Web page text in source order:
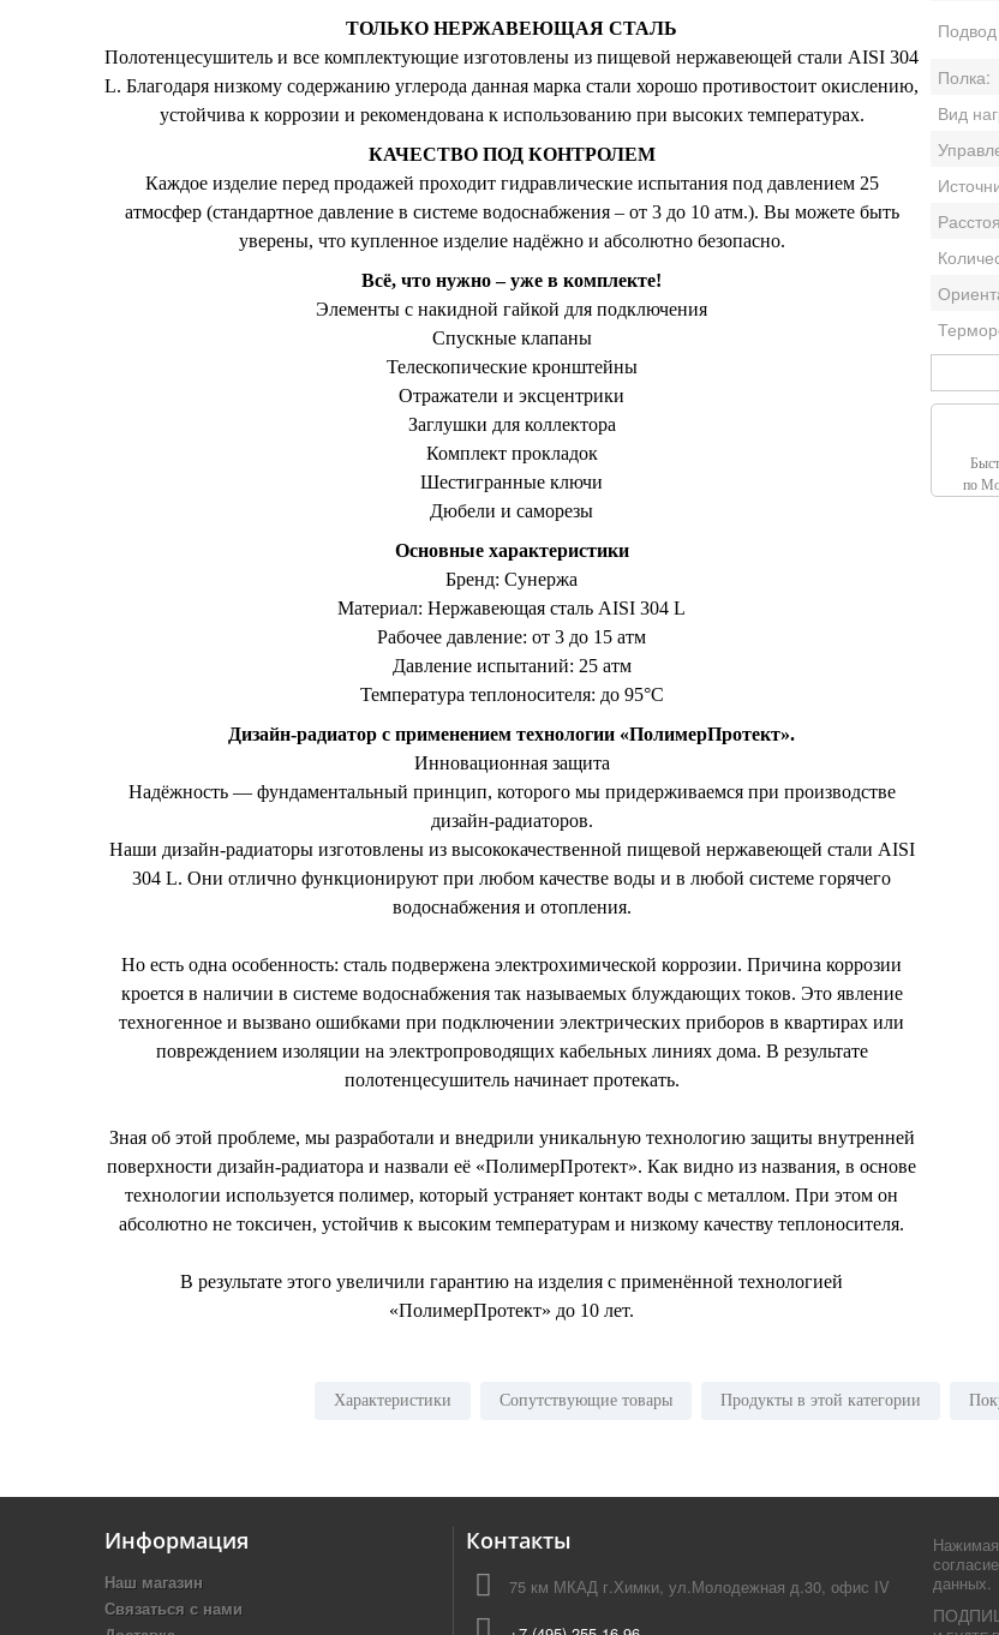
ТОЛЬКО НЕРЖАВЕЮЩАЯ СТАЛЬ
Полотенцесушитель и все комплектующие изготовлены из пищевой нержавеющей стали AISI 304
L. Благодаря низкому содержанию углерода данная марка стали хорошо противостоит окислению,
устойчива к коррозии и рекомендована к использованию при высоких температурах.
КАЧЕСТВО ПОД КОНТРОЛЕМ
Каждое изделие перед продажей проходит гидравлические испытания под давлением 25
атмосфер (стандартное давление в системе водоснабжения – от 3 до 10 атм.). Вы можете быть
уверены, что купленное изделие надёжно и абсолютно безопасно.
Всё, что нужно – уже в комплекте!
Элементы с накидной гайкой для подключения
Спускные клапаны
Телескопические кронштейны
Отражатели и эксцентрики
Заглушки для коллектора
Комплект прокладок
Шестигранные ключи
Дюбели и саморезы
Основные характеристики
Бренд: Сунержа
Материал: Нержавеющая сталь AISI 304 L
Рабочее давление: от 3 до 15 атм
Давление испытаний: 25 атм
Температура теплоносителя: до 95°С
Дизайн-радиатор с применением технологии «ПолимерПротект».
Инновационная защита
Надёжность — фундаментальный принцип, которого мы придерживаемся при производстве
дизайн‑радиаторов.
Наши дизайн-радиаторы изготовлены из высококачественной пищевой нержавеющей стали AISI
304 L. Они отлично функционируют при любом качестве воды и в любой системе горячего
водоснабжения и отопления.
Но есть одна особенность: сталь подвержена электрохимической коррозии. Причина коррозии
кроется в наличии в системе водоснабжения так называемых блуждающих токов. Это явление
техногенное и вызвано ошибками при подключении электрических приборов в квартирах или
повреждением изоляции на электропроводящих кабельных линиях дома. В результате
полотенцесушитель начинает протекать.
Зная об этой проблеме, мы разработали и внедрили уникальную технологию защиты внутренней
поверхности дизайн-радиатора и назвали её «ПолимерПротект». Как видно из названия, в основе
технологии используется полимер, который устраняет контакт воды с металлом. При этом он
абсолютно не токсичен, устойчив к высоким температурам и низкому качеству теплоносителя.
В результате этого увеличили гарантию на изделия с применённой технологией
«ПолимерПротект» до 10 лет.
Полка:
Вид
по
Характеристики Сопутствующие товары Продукты в этой категории
Информация
Наш магазин
Связаться с нами
Контакты
75 км МКАД г.Химки, ул.Молодежная д.30, офис IV
данных.